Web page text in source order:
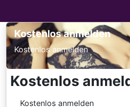
Kostenlos anmelden
Kostenlos anmelden
Kostenlos
Kostenlos anmelden